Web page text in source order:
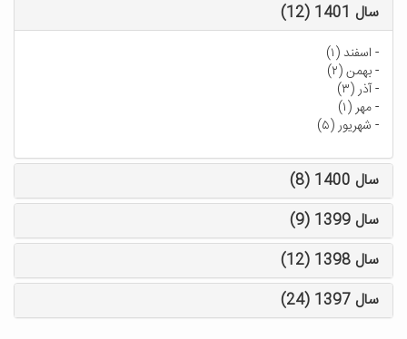
سال 1401 (12)
- اسفند (۱)
-بهمن (۲)
-آذر (۳)
-مهر (۱)
- شهریور (۵)
سال 1400 (8)
سال 1399 (9)
سال 1398 (12)
سال 1397 (24)